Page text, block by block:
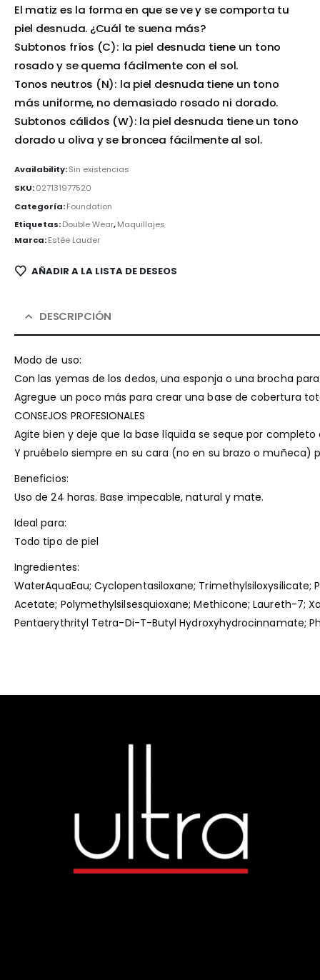
El matiz es la forma en que se ve y se comporta tu
piel desnuda. ¿Cuál te suena más?
Subtonos fríos (C): la piel desnuda tiene un tono
rosado y se quema fácilmente con el sol.
Tonos neutros (N): la piel desnuda tiene un tono
más uniforme, no demasiado rosado ni dorado.
Subtonos cálidos (W): la piel desnuda tiene un tono
dorado u oliva y se broncea fácilmente al sol.
Availability:Sin existencias
SKU:027131977520
Categoría:Foundation
Etiquetas:Double Wear,Maquillajes
Marca:Estée Lauder
AÑADIR A LA LISTA DE DESEOS
DESCRIPCIÓN
Modo de uso:
Con las yemas de los dedos, una esponja o una brocha
Agregue un poco más para crear una base de cobertura
CONSEJOS PROFESIONALES
Agite bien y deje que la base líquida se seque por
Y pruébelo siempre en su cara (no en su brazo o muñeca)
Beneficios:
Uso de 24 horas. Base impecable, natural y mate.
Ideal para:
Todo tipo de piel
Ingredientes:
WaterAquaEau; Cyclopentasiloxane;
Acetate; Polymethylsilsesquioxane; Methicone; Laureth-7;
Pentaerythrityl Tetra-Di-T-Butyl Hydroxyhydrocinnamate;